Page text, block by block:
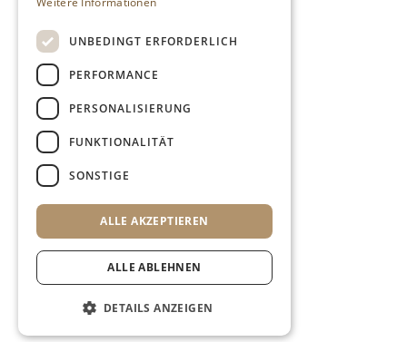
UNBEDINGT ERFORDERLICH
PERFORMANCE
PERSONALISIERUNG
FUNKTIONALITÄT
SONSTIGE
ALLE AKZEPTIEREN
ALLE ABLEHNEN
DETAILS ANZEIGEN